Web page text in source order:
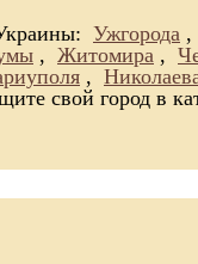
Ужгорода ,
, Житомира ,
,
свой город в